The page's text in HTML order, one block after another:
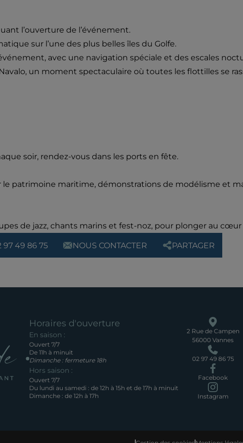
l’ouverture de l’événement.
sur l’une des plus belles îles du Golfe.
avec une navigation spéciale et des escales
un moment spectaculaire où toutes les flottilles se
soir, rendez-vous dans les ports en fête.
le patrimoine maritime, démonstrations de modélisme et
de jazz, chants marins et fest-noz, pour plonger au
97 49 86 75 NOUS CONTACTER PARTAGER
Horaires d'ouverture
En saison :
Ouvert 7/7
De 11h à minuit
Dimanche : fermeture 18h
Hors saison :
Ouvert 7/7
Du lundi au samedi : de 12h à 15h et de 17h à minuit
Dimanche : de 12h à 17h
2 Rue de Campen
56000 Vannes
02 97 49 86 75
Facebook
Instagram